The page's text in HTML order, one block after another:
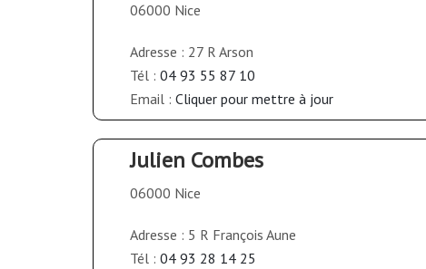
06000 Nice
Adresse : 27 R Arson
Tél : 04 93 55 87 10
Email : Cliquer pour mettre à jour
Julien Combes
06000 Nice
Adresse : 5 R François Aune
Tél : 04 93 28 14 25